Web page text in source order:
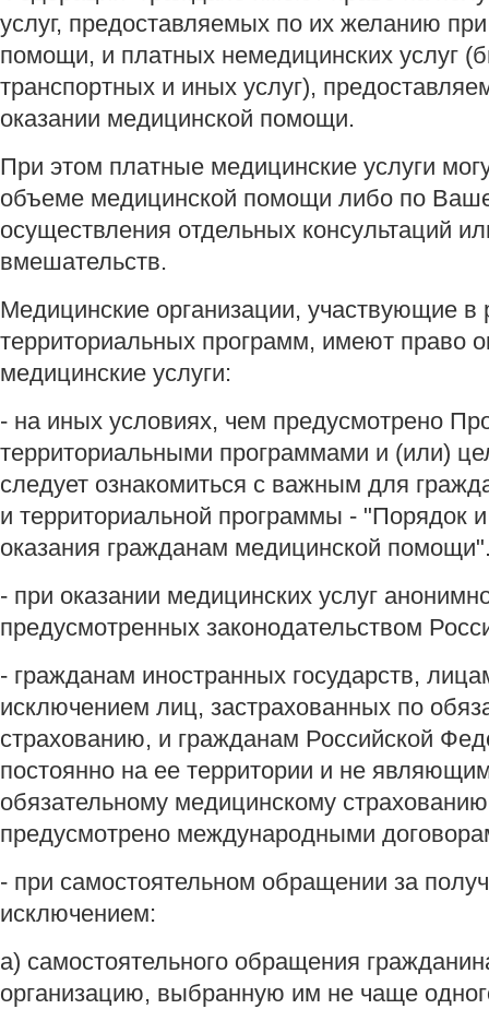
услуг, предоставляемых по их желанию
помощи, и платных немедицинских услуг
транспортных и иных услуг),
оказании медицинской помощи.
При этом платные медицинские услуги
объеме медицинской помощи либо по
осуществления отдельных консультаций
вмешательств.
Медицинские организации, участвующие
территориальных программ, имеют право
медицинские услуги:
- на иных условиях, чем предусмотрено
территориальными программами и (или)
следует ознакомиться с важным для
и территориальной программы - "Порядок
оказания гражданам медицинской
- при оказании медицинских услуг
предусмотренных законодательством
- гражданам иностранных государств,
исключением лиц, застрахованных по
страхованию, и гражданам Российской
постоянно на ее территории и не
обязательному медицинскому
предусмотрено международными
- при самостоятельном обращении за
исключением:
а) самостоятельного обращения
организацию, выбранную им не чаще